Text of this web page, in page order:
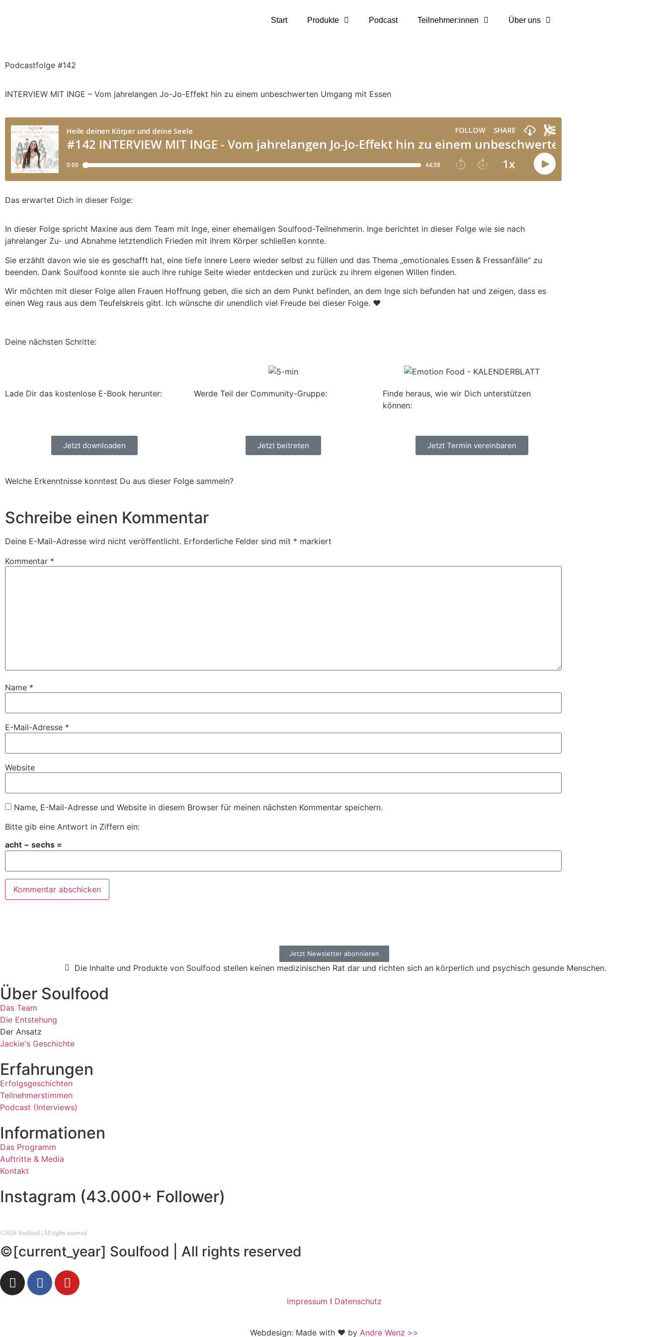
Start Produkte Podcast Teilnehmer:innen Über uns
Podcastfolge #142
INTERVIEW MIT INGE – Vom jahrelangen Jo-Jo-Effekt hin zu einem unbeschwerten Umgang mit Essen
Das erwartet Dich in dieser Folge:
In dieser Folge spricht Maxine aus dem Team mit Inge, einer ehemaligen Soulfood-Teilnehmerin. Inge berichtet in dieser Folge wie sie nach
jahrelanger Zu- und Abnahme letztendlich Frieden mit ihrem Körper schließen konnte.
Sie erzählt davon wie sie es geschafft hat, eine tiefe innere Leere wieder selbst zu füllen und das Thema „emotionales Essen & Fressanfälle“ zu
beenden. Dank Soulfood konnte sie auch ihre ruhige Seite wieder entdecken und zurück zu ihrem eigenen Willen finden.
Wir möchten mit dieser Folge allen Frauen Hoffnung geben, die sich an dem Punkt befinden, an dem Inge sich befunden hat und zeigen, dass es
einen Weg raus aus dem Teufelskreis gibt. Ich wünsche dir unendlich viel Freude bei dieser Folge. ❤️
Deine nächsten Schritte:
Lade Dir das kostenlose E-Book herunter: Werde Teil der Community-Gruppe:
Finde heraus, wie wir Dich unterstützen
können:
Jetzt downloaden Jetzt beitreten Jetzt Termin vereinbaren
Welche Erkenntnisse konntest Du aus dieser Folge sammeln?
Schreibe einen Kommentar
Deine E-Mail-Adresse wird nicht veröffentlicht. Erforderliche Felder sind mit * markiert
Kommentar *
Name *
E-Mail-Adresse *
Website
Name, E-Mail-Adresse und Website in diesem Browser für meinen nächsten Kommentar speichern.
Bitte gib eine Antwort in Ziffern ein:
acht − sechs =
Jetzt Newsletter abonnieren
Die Inhalte und Produkte von Soulfood stellen keinen medizinischen Rat dar und richten sich an körperlich und psychisch gesunde Menschen.​
Über Soulfood
Das Team
Die Entstehung
Der Ansatz
Jackie's Geschichte
Erfahrungen
Erfolgsgeschichten
Teilnehmerstimmen
Podcast (Interviews)
Informationen
Das Programm
Auftritte & Media
Kontakt
Instagram (43.000+ Follower)
©2026 Soulfood | All rights reserved
©[current_year] Soulfood | All rights reserved
Impressum I Datenschutz
Webdesign: Made with ❤ by Andre Wenz >>